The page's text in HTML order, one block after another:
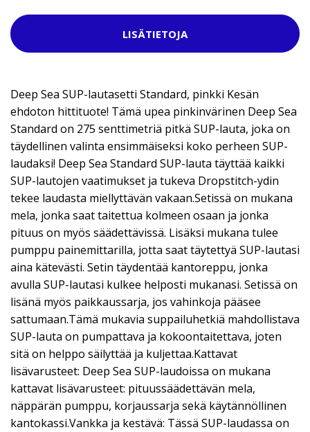
LISÄTIETOJA
Deep Sea SUP-lautasetti Standard, pinkki Kesän
ehdoton hittituote! Tämä upea pinkinvärinen Deep Sea
Standard on 275 senttimetriä pitkä SUP-lauta, joka on
täydellinen valinta ensimmäiseksi koko perheen SUP-
laudaksi! Deep Sea Standard SUP-lauta täyttää kaikki
SUP-lautojen vaatimukset ja tukeva Dropstitch-ydin
tekee laudasta miellyttävän vakaan.Setissä on mukana
mela, jonka saat taitettua kolmeen osaan ja jonka
pituus on myös säädettävissä. Lisäksi mukana tulee
pumppu painemittarilla, jotta saat täytettyä SUP-lautasi
aina kätevästi. Setin täydentää kantoreppu, jonka
avulla SUP-lautasi kulkee helposti mukanasi. Setissä on
lisänä myös paikkaussarja, jos vahinkoja pääsee
sattumaan.Tämä mukavia suppailuhetkiä mahdollistava
SUP-lauta on pumpattava ja kokoontaitettava, joten
sitä on helppo säilyttää ja kuljettaa.Kattavat
lisävarusteet: Deep Sea SUP-laudoissa on mukana
kattavat lisävarusteet: pituussäädettävän mela,
näppärän pumppu, korjaussarja sekä käytännöllinen
kantokassi.Vankka ja kestävä: Tässä SUP-laudassa on